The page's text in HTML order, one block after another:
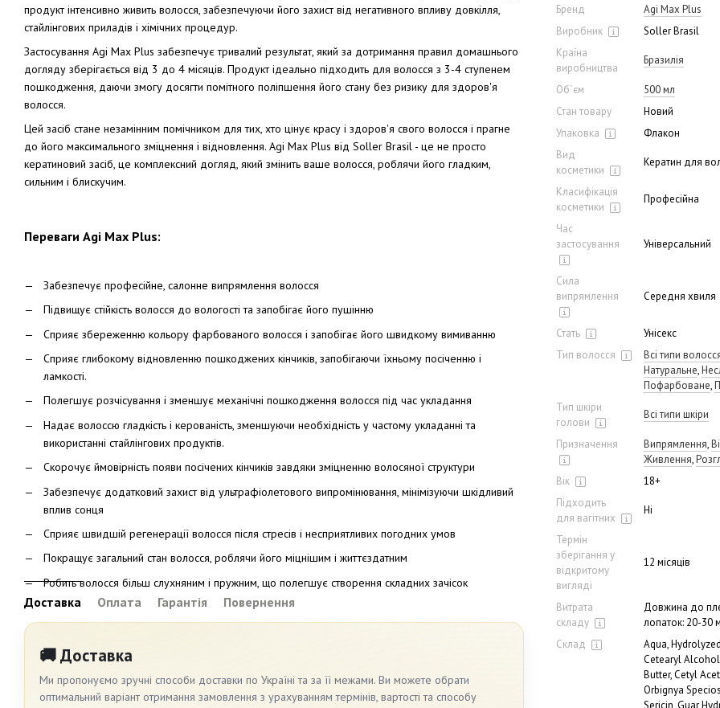
продукт інтенсивно живить волосся, забезпечуючи його захист від негативного впливу довкілля,
стайлінгових приладів і хімічних процедур.
Застосування Agi Max Plus забезпечує тривалий результат, який за дотримання правил домашнього
догляду зберігається від 3 до 4 місяців. Продукт ідеально підходить для волосся з 3-4 ступенем
пошкодження, даючи змогу досягти помітного поліпшення його стану без ризику для здоров'я
волосся.
Цей засіб стане незамінним помічником для тих, хто цінує красу і здоров'я свого волосся і прагне
до його максимального зміцнення і відновлення. Agi Max Plus від Soller Brasil - це не просто
кератиновий засіб, це комплексний догляд, який змінить ваше волосся, роблячи його гладким,
сильним і блискучим.
Переваги Agi Max Plus:
Забезпечує професійне, салонне випрямлення волосся
Підвищує стійкість волосся до вологості та запобігає його пушінню
Сприяє збереженню кольору фарбованого волосся і запобігає його швидкому вимиванню
Сприяє глибокому відновленню пошкоджених кінчиків, запобігаючи їхньому посіченню і
ламкості.
Полегшує розчісування і зменшує механічні пошкодження волосся під час укладання
Надає волоссю гладкість і керованість, зменшуючи необхідність у частому укладанні та
використанні стайлінгових продуктів.
Скорочує ймовірність появи посічених кінчиків завдяки зміцненню волосяної структури
Забезпечує додатковий захист від ультрафіолетового випромінювання, мінімізуючи шкідливий
вплив сонця
Сприяє швидшій регенерації волосся після стресів і несприятливих погодних умов
Покращує загальний стан волосся, роблячи його міцнішим і життєздатним
Робить волосся більш слухняним і пружним, що полегшує створення складних зачісок
Доставка Оплата Гарантія Повернення
🚚 Доставка
Ми пропонуємо зручні способи доставки по Україні та за її межами. Ви можете обрати
оптимальний варіант отримання замовлення з урахуванням термінів, вартості та способу
Бренд
Agi Max Plus
Виробник
Soller Brasil
Країна
виробництва
Бразилія
Об`єм
500 мл
Стан товару
Новий
Упаковка
Флакон
Вид
косметики
Кератин для
Класифікація
косметики
Професійна
Час
застосування
Універсальний
Сила
випрямлення
Середня хвиля
Стать
Унісекс
Тип волосся
Всі типи
Натуральне,
Пофарбоване,
Тип шкіри
голови
Всі типи шкіри
Призначення Випрямлення,
Живлення,
Вік
18+
Підходить
для вагітних
Ні
Термін
зберігання у
відкритому
вигляді
12 місяців
Витрата
складу
Довжина до
лопаток: 20-30
Склад
Aqua,
Cetearyl
Butter, Cetyl
Orbignya
Sericin, Guar